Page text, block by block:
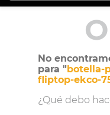
No
para "botella-
fliptop-ekco-
¿Qué debo
BATERÍA COCINA
BATERÍA COCINA CON
OLLA
ARROCERA